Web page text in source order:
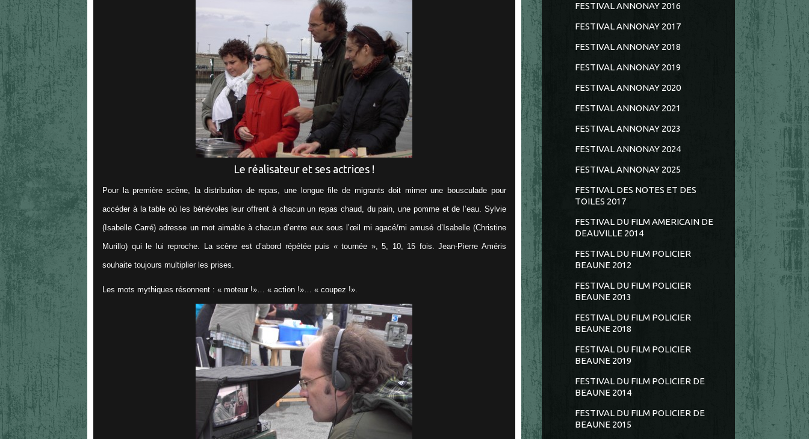
Le réalisateur et ses actrices !
Pour la première scène, la distribution de repas, une longue file de migrants doit mimer une bousculade pour
accéder à la table où les bénévoles leur offrent à chacun un repas chaud, du pain, une pomme et de l’eau. Sylvie
(Isabelle Carré) adresse un mot aimable à chacun d’entre eux sous l’œil mi agacé/mi amusé d’Isabelle (Christine
Murillo) qui le lui reproche. La scène est d’abord répétée puis « tournée », 5, 10, 15 fois. Jean-Pierre Améris
souhaite toujours multiplier les prises.
Les mots mythiques résonnent : « moteur !»… « action !»… « coupez !».
FESTIVAL ANNONAY 2016
FESTIVAL ANNONAY 2017
FESTIVAL ANNONAY 2018
FESTIVAL ANNONAY 2019
FESTIVAL ANNONAY 2020
FESTIVAL ANNONAY 2021
FESTIVAL ANNONAY 2023
FESTIVAL ANNONAY 2024
FESTIVAL ANNONAY 2025
FESTIVAL DES NOTES ET DES
TOILES 2017
FESTIVAL DU FILM AMERICAIN DE
DEAUVILLE 2014
FESTIVAL DU FILM POLICIER
BEAUNE 2012
FESTIVAL DU FILM POLICIER
BEAUNE 2013
FESTIVAL DU FILM POLICIER
BEAUNE 2018
FESTIVAL DU FILM POLICIER
BEAUNE 2019
FESTIVAL DU FILM POLICIER DE
BEAUNE 2014
FESTIVAL DU FILM POLICIER DE
BEAUNE 2015